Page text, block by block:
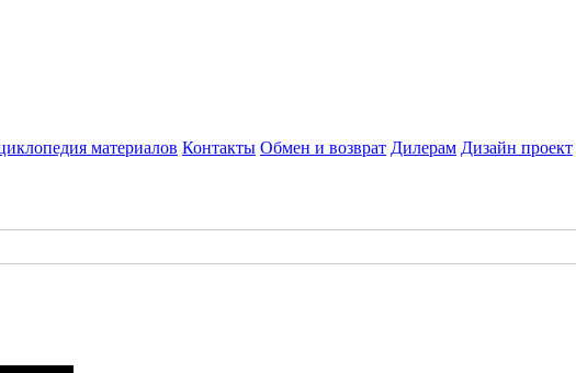
материалов Контакты Обмен и возврат Дилерам Дизайн проект